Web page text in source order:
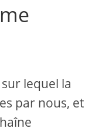
lequel la
par nous, et